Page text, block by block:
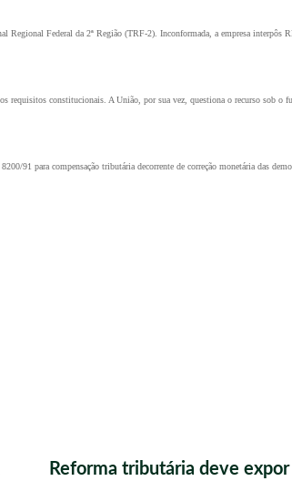
Federal da 2ª Região (TRF-2). Inconformada, a empresa interpôs
constitucionais. A União, por sua vez, questiona o recurso sob o
91 para compensação tributária decorrente de correção monetária das
Reforma tributária deve